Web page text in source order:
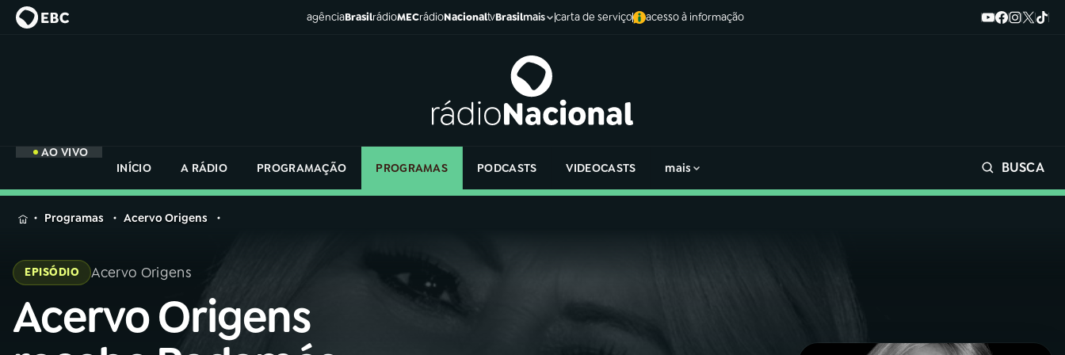
agênciaBrasilrádioMECrádioNacionaltvBrasilmais carta de serviço acesso à informação
AO VIVO
INÍCIO
A RÁDIO PROGRAMAÇÃO PROGRAMAS PODCASTS VIDEOCASTS mais BUSCA
MENU
Buscar
na
Rádio
AO VIVO
na
Rádio
Programas Acervo Origens
EPISÓDIO Acervo Origens
Acervo Origens